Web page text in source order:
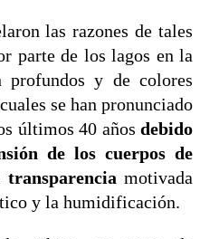
las razones de tales
parte de los lagos en la
profundos y de colores
se han pronunciado
últimos 40 años debido
de los cuerpos de
motivada
y la humidificación.